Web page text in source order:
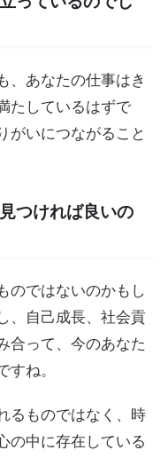
、あなたの仕事はき
たしているはずで
がいにつながること
つければ良いの
のではないのかもし
、自己成長、社会貢
合って、今のあなた
ね。
るものではなく、時
の中に存在している